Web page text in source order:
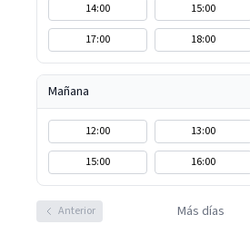
14:00 15:00
17:00
18:00
Mañana
12:00 13:00
15:00
16:00
Anterior Más días